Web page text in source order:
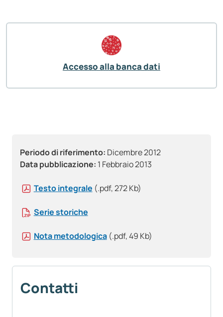
Periodo di riferimento: Dicembre 2012
Data pubblicazione: 1 Febbraio 2013
Testo integrale (.pdf, 272 Kb)
Serie storiche
Nota metodologica (.pdf, 49 Kb)
Contatti
Accesso alla banca dati